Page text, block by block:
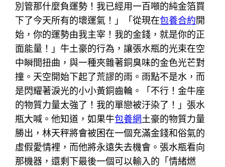
別管那什麼負運勢！我已經用一百噸的純金箔買
下了今天所有的壞運氣！」「從現在包養合約開
始，你的運勢由我主宰！我的金錢，就是你的正
面能量！」牛土豪的行為，讓張水瓶的光束在空
中瞬間扭曲，與一種夾雜著銅臭味的金色光芒對
撞。天空開始下起了荒謬的雨。雨點不是水，而
是閃耀著淚光的小小黃銅齒輪。「不行！金牛座
的物質力量太強了！我的單戀被汙染了！」張水
瓶大喊。他知道，如果牛包養網土豪的物質力量
勝出，林天秤將會被困在一個充滿金錢和俗氣的
虛假愛情裡，而他將永遠失去機會。張水瓶看向
那機器，還剩下最後一個可以輸入的「情緒燃